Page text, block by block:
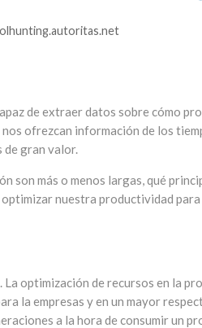
de extraer datos sobre cómo
ofrezcan información de los
de gran valor.
son más o menos largas, qué
nuestra productividad
optimización de recursos en la
la empresas y en un mayor
a la hora de consumir un